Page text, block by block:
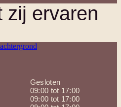
zij ervaren
Gesloten
09:00 tot 17:00
09:00 tot 17:00